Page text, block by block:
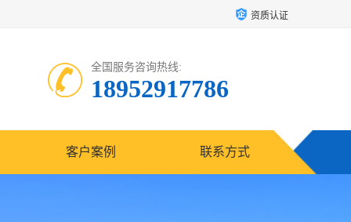
资质认证
全国服务咨询热线:
18952917786
客户案例 联系方式